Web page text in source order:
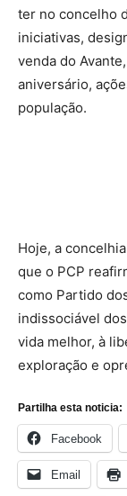
ter no concelho
iniciativas,
venda do
aniversário,
população.
Hoje, a
que o PCP
como Partido
indissociável
vida melhor, à
exploração e
Partilha esta noticia:
Facebook
Email